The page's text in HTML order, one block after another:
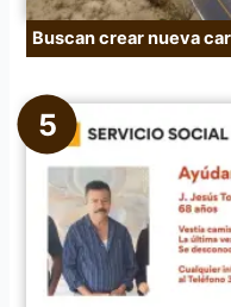
Buscan crear nueva